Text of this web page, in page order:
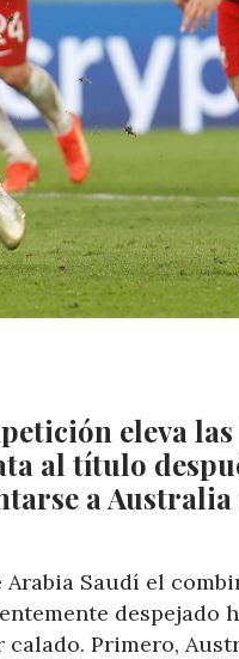
eleva las
al título
a Australia
Saudí el
despejado
calado. Primero,